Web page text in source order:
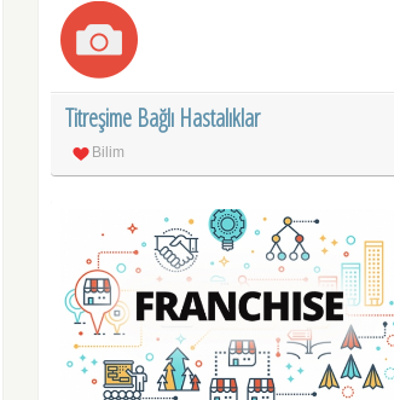
Titreşime Bağlı Hastalıklar
Bilim